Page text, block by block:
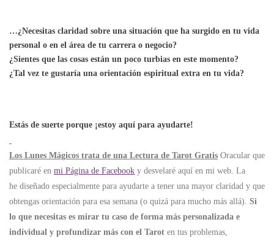
…¿Necesitas claridad sobre una situación que ha surgido en tu vida
personal o en el área de tu carrera o negocio?
¿Sientes que las cosas están un poco turbias en este momento?
¿Tal vez te gustaría una orientación espiritual extra en tu vida?
Estás de suerte porque ¡estoy aquí para ayudarte!
Los Lunes Mágicos trata de una Lectura de Tarot Gratis Oracular que
publicaré en mi Página de Facebook y desvelaré aquí en mi web. La
he diseñado especialmente para ayudarte a tener una mayor claridad y que
obtengas orientación para esa semana (o quizá para mucho más allá). Si
lo que necesitas es mirar tu caso de forma más personalizada e
individual y profundizar más con el Tarot en tus problemas,